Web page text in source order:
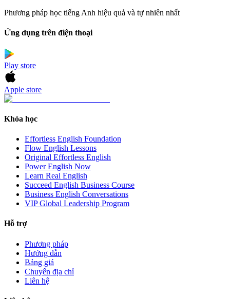
Phương pháp học tiếng Anh hiệu quả và tự nhiên nhất
Ứng dụng trên điện thoại
Play store
Apple store
Khóa học
Effortless English Foundation
Flow English Lessons
Original Effortless English
Power English Now
Learn Real English
Succeed English Business Course
Business English Conversations
VIP Global Leadership Program
Hỗ trợ
Phương pháp
Hướng dẫn
Bảng giá
Chuyển địa chỉ
Liên hệ